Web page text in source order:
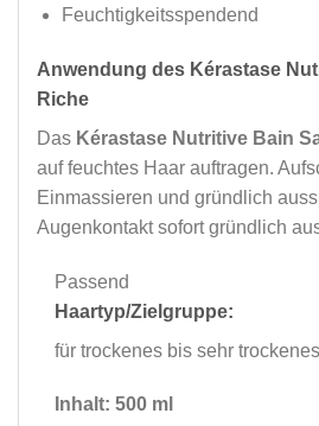
Feuchtigkeitsspendend
Anwendung des Kérastase
Riche
Das Kérastase Nutritive Bain
auf feuchtes Haar auftragen.
Einmassieren und gründlich
Augenkontakt sofort gründlich
Passend
Haartyp/Zielgruppe:
für trockenes bis sehr
Inhalt: 500 ml